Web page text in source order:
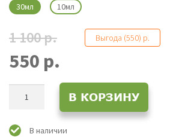
30мл 10мл
1 100 р. Выгода (550) р.
550 р.
товара
Эфирное
масло
В КОРЗИНУ
В наличии